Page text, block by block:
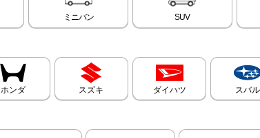
ミニバン SUV
ホンダ スズキ ダイハツ スバル